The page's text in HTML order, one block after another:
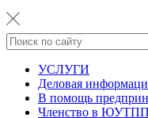
УСЛУГИ
Деловая
В помощь
Членство в ЮУТПП